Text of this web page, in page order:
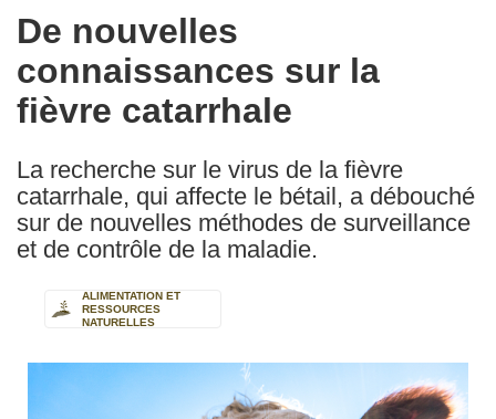
the
following
languages:
De nouvelles
connaissances sur la
fièvre catarrhale
La recherche sur le virus de la fièvre
catarrhale, qui affecte le bétail, a débouché
sur de nouvelles méthodes de surveillance
et de contrôle de la maladie.
ALIMENTATION ET
RESSOURCES
NATURELLES